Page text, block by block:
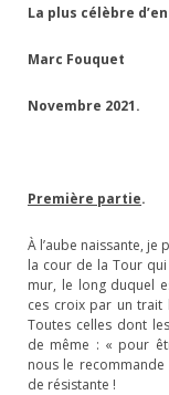
La plus célèbre
Marc Fouquet
Novembre 2021.
Première partie.
À l’aube naissante,
la cour de la Tour
mur, le long duquel
ces croix par un trait
Toutes celles dont
de même : « pour
nous le
de résistante !